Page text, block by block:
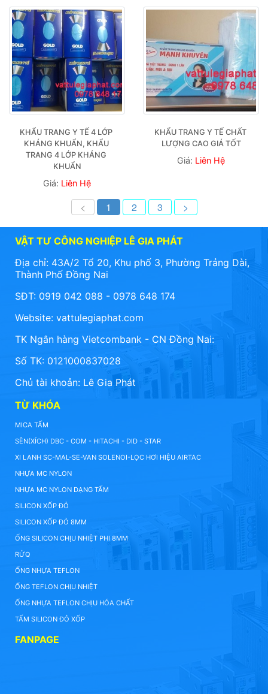
KHẨU TRANG Y TẾ 4 LỚP
KHÁNG KHUẨN, KHẨU
TRANG 4 LỚP KHÁNG
KHUẨN
Giá: Liên Hệ
KHẨU TRANG Y TẾ CHẤT
LƯỢNG CAO GIÁ TỐT
Giá: Liên Hệ
< 1 2 3 >
VẬT TƯ CÔNG NGHIỆP LÊ GIA PHÁT
Địa chỉ: 43A/2 Tổ 20, Khu phố 3, Phường Trảng Dài,
Thành Phố Đồng Nai
SĐT: 0919 042 088 - 0978 648 174
Website: vattulegiaphat.com
TK Ngân hàng Vietcombank - CN Đồng Nai:
Số TK: 0121000837028
Chủ tài khoản: Lê Gia Phát
TỪ KHÓA
MICA TẤM
SÊN(XÍCH) DBC - COM - HITACHI - DID - STAR
XI LANH SC-MAL-SE-VAN SOLENOI-LỌC HƠI HIỆU AIRTAC
NHỰA MC NYLON
NHỰA MC NYLON DẠNG TẤM
SILICON XỐP ĐỎ
SILICON XỐP ĐỎ 8MM
ỐNG SILICON CHỊU NHIỆT PHI 8MM
RỬQ
ỐNG NHỰA TEFLON
ỐNG TEFLON CHỊU NHIỆT
ỐNG NHỰA TEFLON CHỊU HÓA CHẤT
TẤM SILICON ĐỎ XỐP
FANPAGE